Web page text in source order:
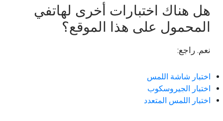
هل هناك اختبارات أخرى لهاتفي
المحمول على هذا الموقع؟
نعم. راجع:
اختبار شاشة اللمس
اختبار الجيروسكوب
اختبار اللمس المتعدد